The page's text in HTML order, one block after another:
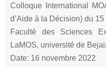
Colloque International
d’Aide à la Décision) du
Faculté des Sciences
LaMOS, université de
Date: 16 novembre 2022